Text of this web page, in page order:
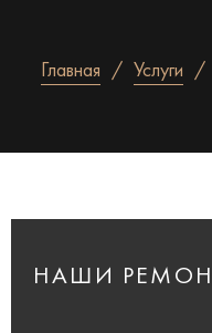
Главная Услуги
НАШИ